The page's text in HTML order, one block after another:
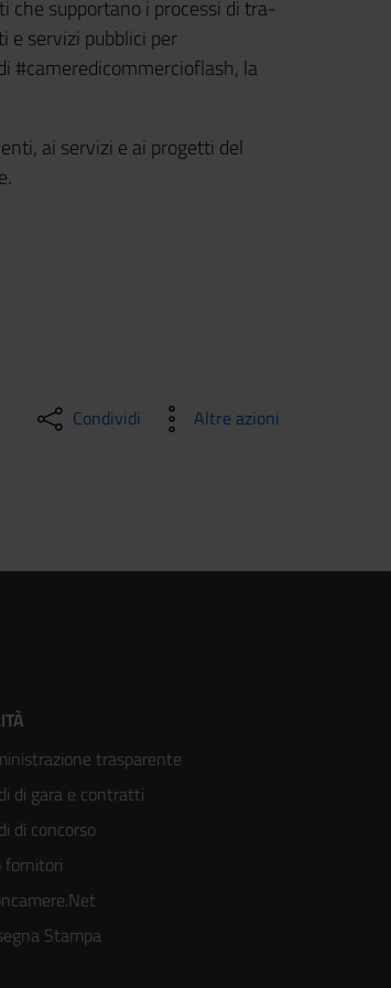
che sup­por­ta­no i pro­ces­si di tra­
e servizi pubblici per
#cameredicommercioflash, la
ai servizi e ai progetti del
Condividi Altre azioni
trasparente
di gara e contratti
di concorso
fornitori
Stampa